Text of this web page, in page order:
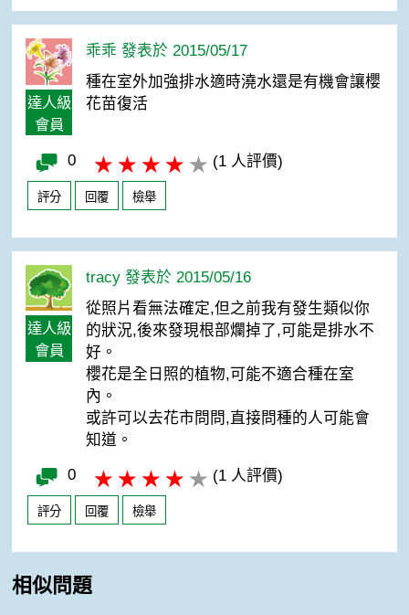
達人級
會員
乖乖 發表於 2015/05/17
種在室外加強排水適時澆水還是有機會讓櫻
花苗復活
0 (1 人評價)
評分 回覆 檢舉
達人級
會員
tracy 發表於 2015/05/16
從照片看無法確定,但之前我有發生類似你
的狀況,後來發現根部爛掉了,可能是排水不
好。
櫻花是全日照的植物,可能不適合種在室
內。
或許可以去花市問問,直接問種的人可能會
知道。
0 (1 人評價)
評分 回覆 檢舉
相似問題